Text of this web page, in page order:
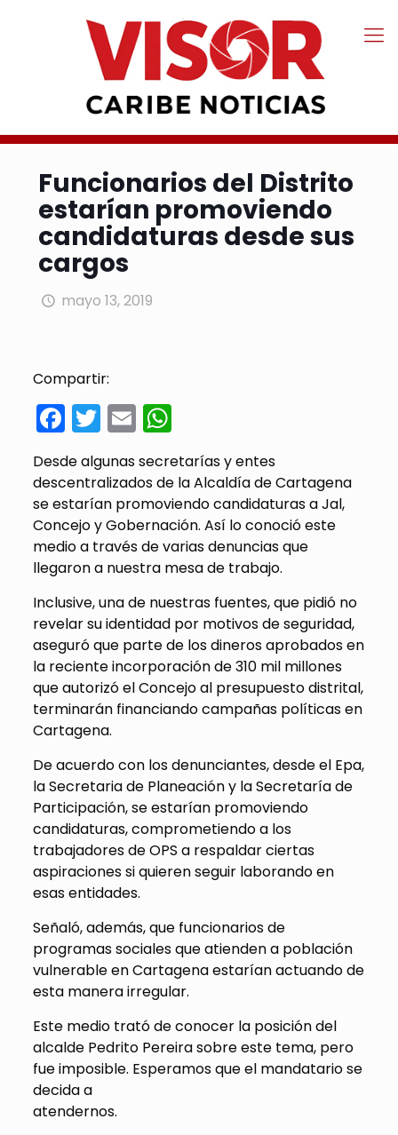
Funcionarios del Distrito
estarían promoviendo
candidaturas desde sus
cargos
mayo 13, 2019
Compartir:
Facebook
Twitter
EmailWhatsApp
Desde algunas secretarías y entes
descentralizados de la Alcaldía de Cartagena
se estarían promoviendo candidaturas a Jal,
Concejo y Gobernación. Así lo conoció este
medio a través de varias denuncias que
llegaron a nuestra mesa de trabajo.
Inclusive, una de nuestras fuentes, que pidió no
revelar su identidad por motivos de seguridad,
aseguró que parte de los dineros aprobados en
la reciente incorporación de 310 mil millones
que autorizó el Concejo al presupuesto distrital,
terminarán financiando campañas políticas en
Cartagena.
De acuerdo con los denunciantes, desde el Epa,
la Secretaria de Planeación y la Secretaría de
Participación, se estarían promoviendo
candidaturas, comprometiendo a los
trabajadores de OPS a respaldar ciertas
aspiraciones si quieren seguir laborando en
esas entidades.
Señaló, además, que funcionarios de
programas sociales que atienden a población
vulnerable en Cartagena estarían actuando de
esta manera irregular.
Este medio trató de conocer la posición del
alcalde Pedrito Pereira sobre este tema, pero
fue imposible. Esperamos que el mandatario se
decida a
atendernos.